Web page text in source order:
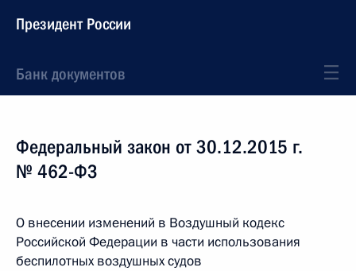
Президент России
Банк документов
Федеральный закон от 30.12.2015 г.
№ 462-ФЗ
О внесении изменений в Воздушный кодекс
Российской Федерации в части использования
беспилотных воздушных судов